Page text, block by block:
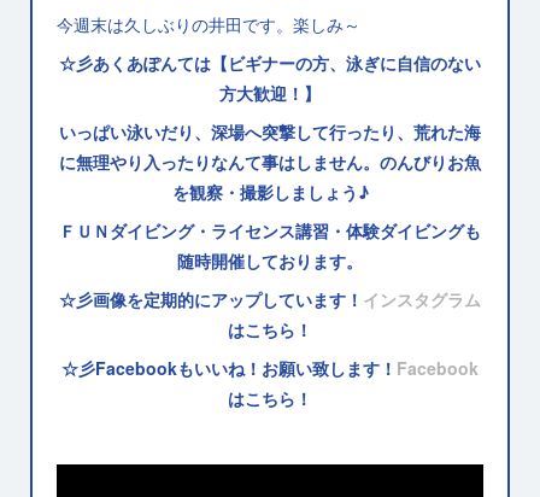
今週末は久しぶりの井田です。楽しみ～
☆彡あくあぽんては【ビギナーの方、泳ぎに自信のない
方大歓迎！】
いっぱい泳いだり、深場へ突撃して行ったり、荒れた海
に無理やり入ったりなんて事はしません。のんびりお魚
を観察・撮影しましょう♪
ＦＵＮダイビング・ライセンス講習・体験ダイビングも
随時開催しております。
☆彡画像を定期的にアップしています！ インスタグラム
はこちら！
☆彡Facebookもいいね！お願い致します！ Facebook
はこちら！